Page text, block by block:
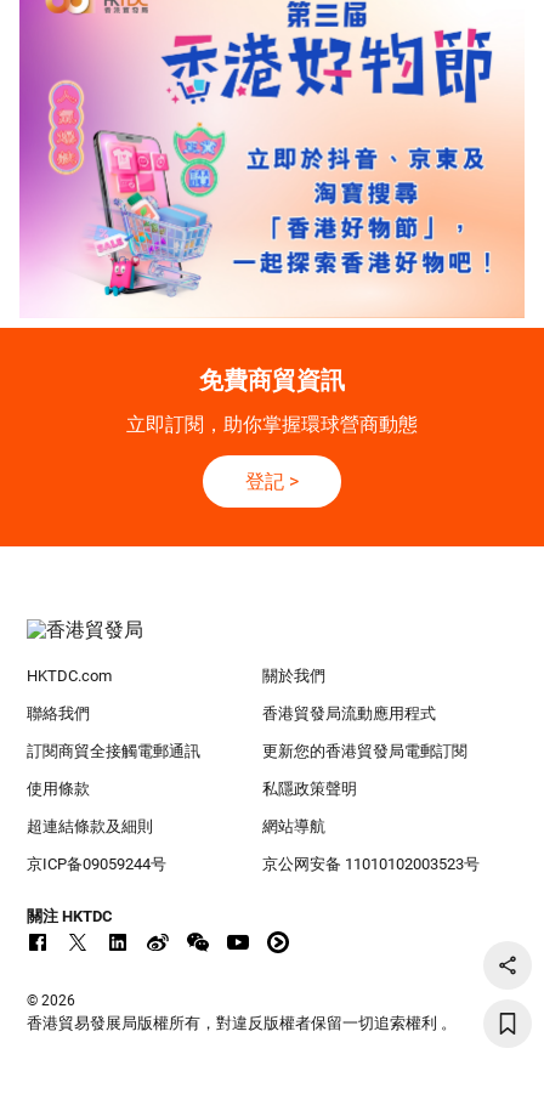
免費商貿資訊
立即訂閱，助你掌握環球營商動態
登記 >
HKTDC.com 關於我們
聯絡我們 香港貿發局流動應用程式
訂閱商貿全接觸電郵通訊 更新您的香港貿發局電郵訂閱
使用條款 私隱政策聲明
超連結條款及細則 網站導航
京ICP备09059244号 京公网安备 11010102003523号
關注 HKTDC
© 2026
香港貿易發展局版權所有，對違反版權者保留一切追索權利 。